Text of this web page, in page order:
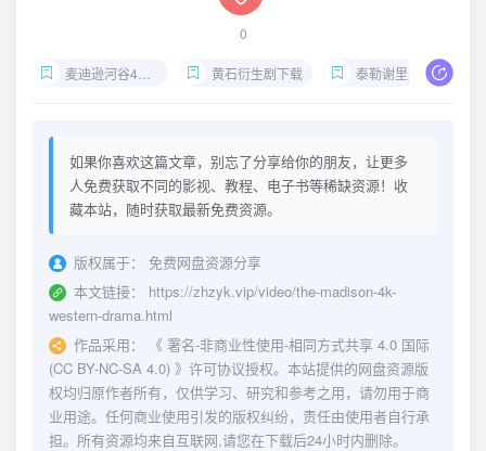
0
麦迪逊河谷4K资源 黄石衍生剧下载 泰勒谢里丹新作
如果你喜欢这篇文章，别忘了分享给你的朋友，让更多
人免费获取不同的影视、教程、电子书等稀缺资源！收
藏本站，随时获取最新免费资源。
版权属于：
免费网盘资源分享
本文链接：
https://zhzyk.vip/video/the-madison-4k-
western-drama.html
作品采用：
《 署名-非商业性使用-相同方式共享 4.0 国际
(CC BY-NC-SA 4.0) 》许可协议授权。本站提供的网盘资源版
权均归原作者所有，仅供学习、研究和参考之用，请勿用于商
业用途。任何商业使用引发的版权纠纷，责任由使用者自行承
担。所有资源均来自互联网,请您在下载后24小时内删除。